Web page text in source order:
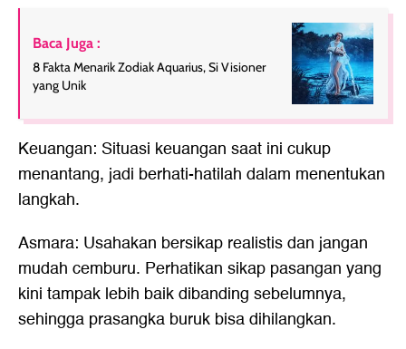
Baca Juga :
8 Fakta Menarik Zodiak Aquarius, Si Visioner
yang Unik
Keuangan: Situasi keuangan saat ini cukup
menantang, jadi berhati-hatilah dalam menentukan
langkah.
Asmara: Usahakan bersikap realistis dan jangan
mudah cemburu. Perhatikan sikap pasangan yang
kini tampak lebih baik dibanding sebelumnya,
sehingga prasangka buruk bisa dihilangkan.